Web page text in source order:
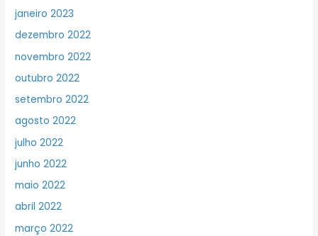
janeiro 2023
dezembro 2022
novembro 2022
outubro 2022
setembro 2022
agosto 2022
julho 2022
junho 2022
maio 2022
abril 2022
março 2022